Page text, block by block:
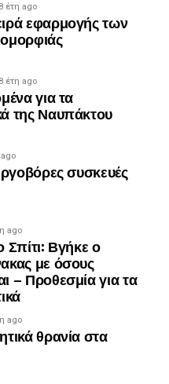
8 έτη ago
εφαρμογής των
8 έτη ago
για τα
της Ναυπάκτου
συσκευές
ago
Σπίτι: Βγήκε ο
με όσους
– Προθεσμία για τα
ago
θρανία στα